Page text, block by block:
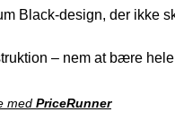
Black-design, der ikke
– nem at bære
med PriceRunner